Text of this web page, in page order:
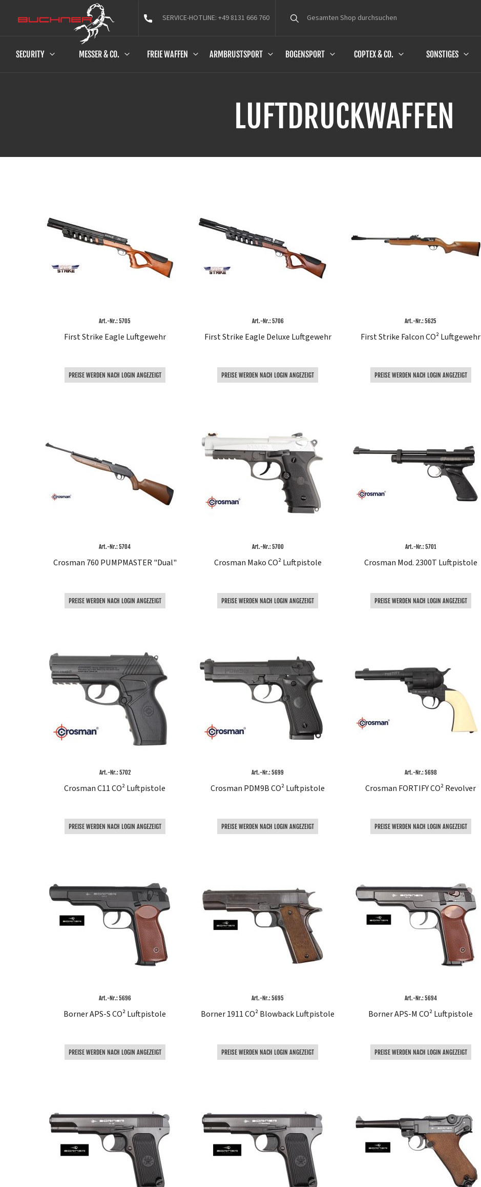
SERVICE-HOTLINE: +49 8131 666 760
SECURITY MESSER & CO. FREIE WAFFEN ARMBRUSTSPORT BOGENSPORT COPTEX & CO. SONSTIGES
LUFTDRUCKWAFFEN
Art.-Nr.: 5705
First Strike Eagle Luftgewehr
PREISE WERDEN NACH LOGIN ANGEZEIGT
Art.-Nr.: 5706
First Strike Eagle Deluxe Luftgewehr
PREISE WERDEN NACH LOGIN ANGEZEIGT
Art.-Nr.: 5625
First Strike Falcon CO² Luftgewehr
PREISE WERDEN NACH LOGIN ANGEZEIGT
Art.-Nr.: 5704
Crosman 760 PUMPMASTER "Dual"
PREISE WERDEN NACH LOGIN ANGEZEIGT
Art.-Nr.: 5700
Crosman Mako CO² Luftpistole
PREISE WERDEN NACH LOGIN ANGEZEIGT
Art.-Nr.: 5701
Crosman Mod. 2300T Luftpistole
PREISE WERDEN NACH LOGIN ANGEZEIGT
Art.-Nr.: 5702
Crosman C11 CO² Luftpistole
PREISE WERDEN NACH LOGIN ANGEZEIGT
Art.-Nr.: 5699
Crosman PDM9B CO² Luftpistole
PREISE WERDEN NACH LOGIN ANGEZEIGT
Art.-Nr.: 5698
Crosman FORTIFY CO² Revolver
PREISE WERDEN NACH LOGIN ANGEZEIGT
Art.-Nr.: 5696
Borner APS-S CO² Luftpistole
PREISE WERDEN NACH LOGIN ANGEZEIGT
Art.-Nr.: 5695
Borner 1911 CO² Blowback Luftpistole
PREISE WERDEN NACH LOGIN ANGEZEIGT
Art.-Nr.: 5694
Borner APS-M CO² Luftpistole
PREISE WERDEN NACH LOGIN ANGEZEIGT